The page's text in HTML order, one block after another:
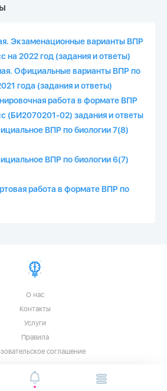
Экзаменационные варианты ВПР
на 2022 год (задания и ответы)
Официальные варианты ВПР по
года (задания и ответы)
работа в формате ВПР
(БИ2070201-02) задания и ответы
ВПР по биологии 7(8)
ВПР по биологии 6(7)
работа в формате ВПР по
О нас
Контакты
Услуги
Правила
соглашение